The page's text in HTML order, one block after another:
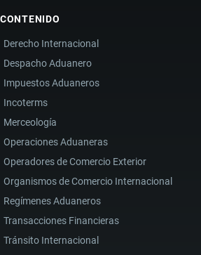
CONTENIDO
Derecho Internacional
Despacho Aduanero
Impuestos Aduaneros
Incoterms
Merceología
Operaciones Aduaneras
Operadores de Comercio Exterior
Organismos de Comercio Internacional
Regímenes Aduaneros
Transacciones Financieras
Tránsito Internacional